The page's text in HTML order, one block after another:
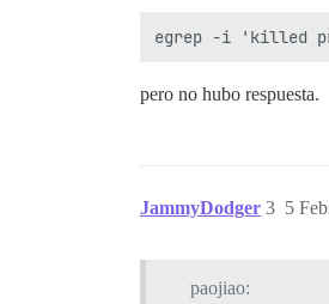
## ¿Qué
#version: tests-
env:
#
UNICORN_WORKERS:
pero no hubo respuesta.
JammyDodger 5
3
paojiao: